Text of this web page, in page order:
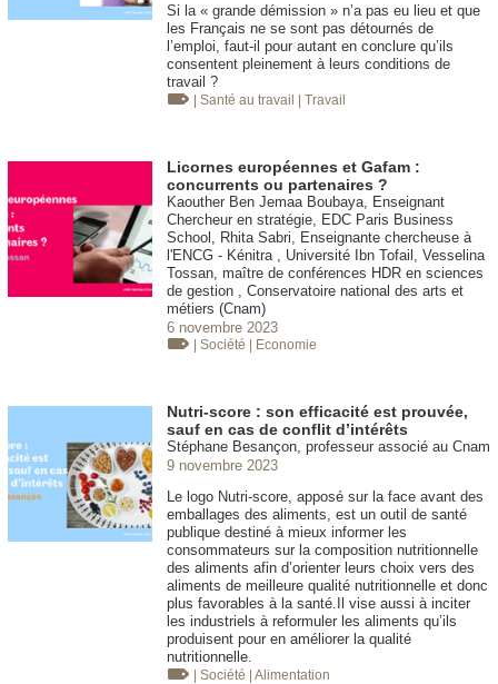
Si la « grande démission » n’a pas eu lieu et que
les Français ne se sont pas détournés de
l’emploi, faut-il pour autant en conclure qu’ils
consentent pleinement à leurs conditions de
travail ?
| Santé au travail | Travail
Licornes européennes et Gafam :
concurrents ou partenaires ?
Kaouther Ben Jemaa Boubaya, Enseignant
Chercheur en stratégie, EDC Paris Business
School, Rhita Sabri, Enseignante chercheuse à
l'ENCG - Kénitra , Université Ibn Tofail, Vesselina
Tossan, maître de conférences HDR en sciences
de gestion , Conservatoire national des arts et
métiers (Cnam)
6 novembre 2023
| Société | Economie
Nutri-score : son efficacité est prouvée,
sauf en cas de conflit d’intérêts
Stéphane Besançon, professeur associé au Cnam
9 novembre 2023
Le logo Nutri-score, apposé sur la face avant des
emballages des aliments, est un outil de santé
publique destiné à mieux informer les
consommateurs sur la composition nutritionnelle
des aliments afin d’orienter leurs choix vers des
aliments de meilleure qualité nutritionnelle et donc
plus favorables à la santé.Il vise aussi à inciter
les industriels à reformuler les aliments qu’ils
produisent pour en améliorer la qualité
nutritionnelle.
| Société | Alimentation